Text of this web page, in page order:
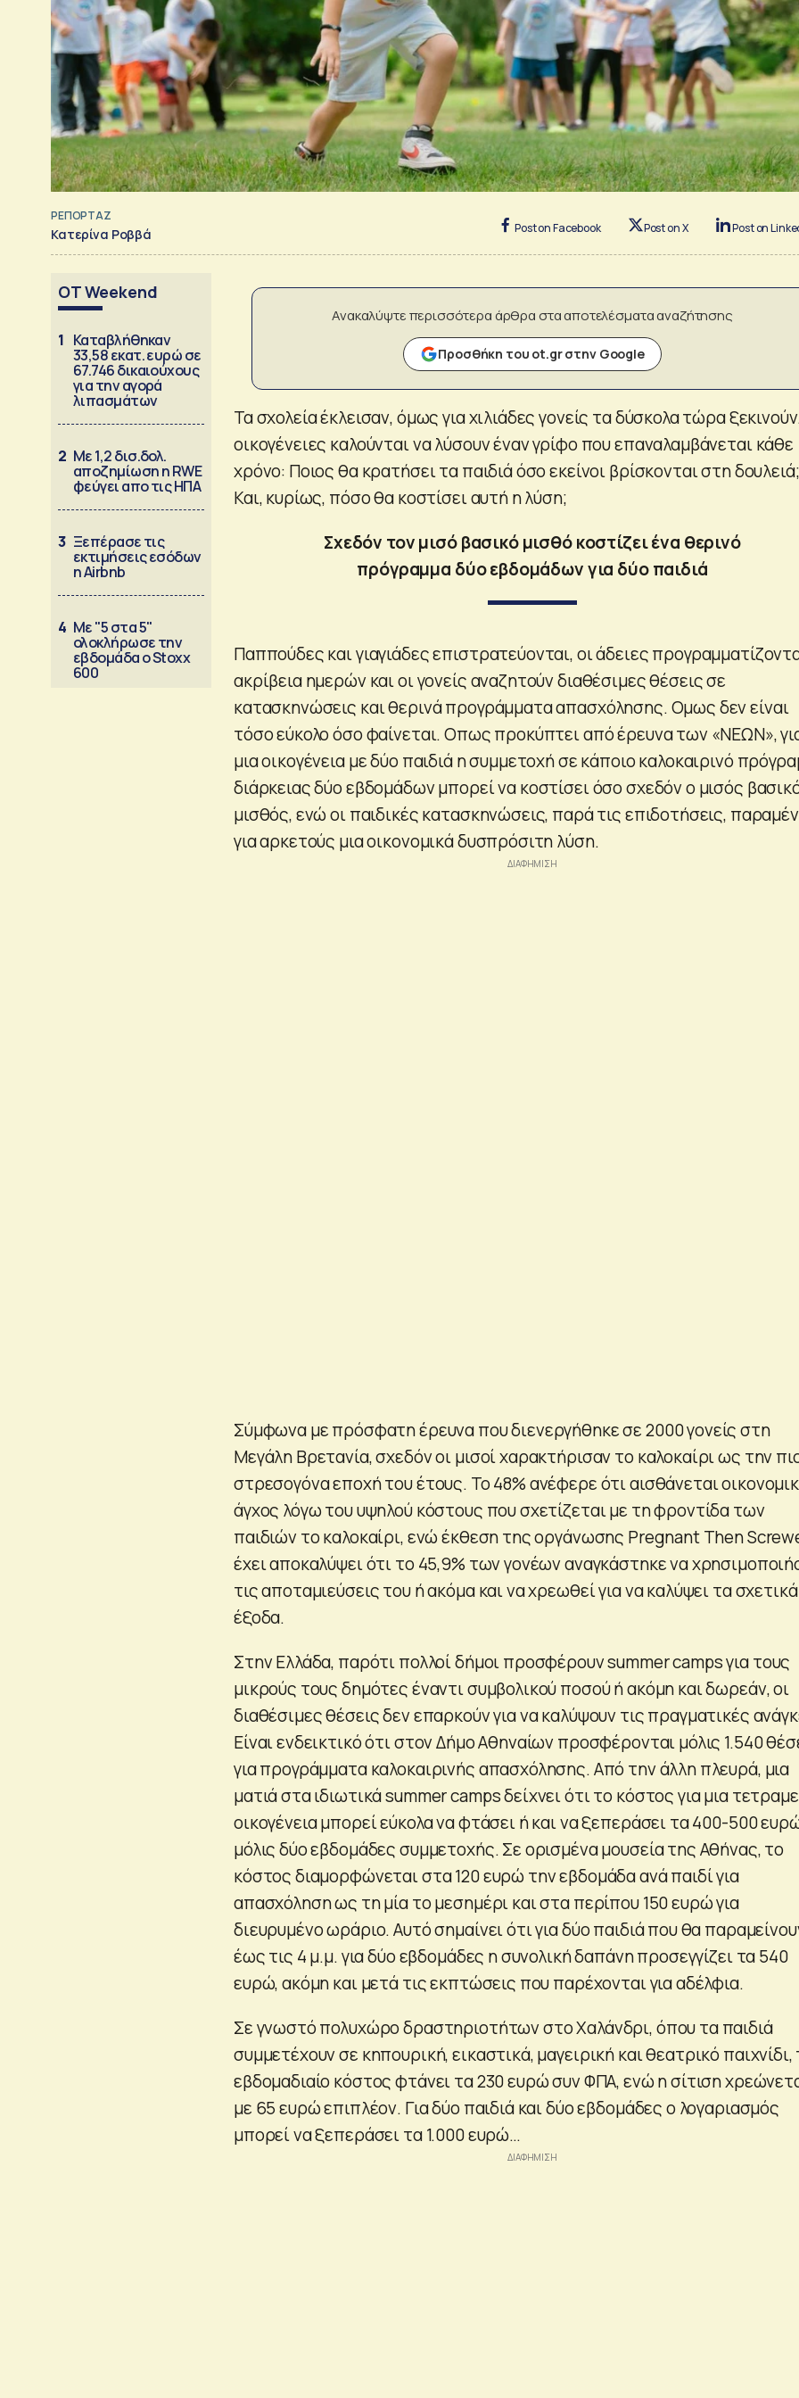
ΡΕΠΟΡΤΑΖ
Κατερίνα Ροββά Post on Facebook Post on X Post on
OT Weekend
1 Καταβλήθηκαν
33,58 εκατ. ευρώ σε
67.746 δικαιούχους
για την αγορά
λιπασμάτων
2 Με 1,2 δισ.δολ.
αποζημίωση η RWE
φεύγει απο τις ΗΠΑ
3 Ξεπέρασε τις
εκτιμήσεις εσόδων
η Airbnb
4 Με "5 στα 5"
ολοκλήρωσε την
εβδομάδα ο Stoxx
600
Ανακαλύψτε περισσότερα άρθρα στα αποτελέσματα αναζήτησης
Προσθήκη του ot.gr στην Google
Τα σχολεία έκλεισαν, όμως για χιλιάδες γονείς τα δύσκολα τώρα
οικογένειες καλούνται να λύσουν έναν γρίφο που επαναλαμβάνεται κάθε
χρόνο: Ποιος θα κρατήσει τα παιδιά όσο εκείνοι βρίσκονται στη δουλειά;
Και, κυρίως, πόσο θα κοστίσει αυτή η λύση;
Σχεδόν τον μισό βασικό μισθό κοστίζει ένα θερινό
πρόγραμμα δύο εβδομάδων για δύο παιδιά
Παππούδες και γιαγιάδες επιστρατεύονται, οι άδειες
ακρίβεια ημερών και οι γονείς αναζητούν διαθέσιμες θέσεις σε
κατασκηνώσεις και θερινά προγράμματα απασχόλησης. Ομως δεν είναι
τόσο εύκολο όσο φαίνεται. Οπως προκύπτει από έρευνα των «ΝΕΩΝ»,
μια οικογένεια με δύο παιδιά η συμμετοχή σε κάποιο καλοκαιρινό
διάρκειας δύο εβδομάδων μπορεί να κοστίσει όσο σχεδόν ο μισός
μισθός, ενώ οι παιδικές κατασκηνώσεις, παρά τις επιδοτήσεις,
για αρκετούς μια οικονομικά δυσπρόσιτη λύση.
Σύμφωνα με πρόσφατη έρευνα που διενεργήθηκε σε 2000 γονείς στη
Μεγάλη Βρετανία, σχεδόν οι μισοί χαρακτήρισαν το καλοκαίρι ως την
στρεσογόνα εποχή του έτους. Το 48% ανέφερε ότι αισθάνεται
άγχος λόγω του υψηλού κόστους που σχετίζεται με τη φροντίδα των
παιδιών το καλοκαίρι, ενώ έκθεση της οργάνωσης Pregnant Then
έχει αποκαλύψει ότι το 45,9% των γονέων αναγκάστηκε να
τις αποταμιεύσεις του ή ακόμα και να χρεωθεί για να καλύψει τα σχετικά
έξοδα.
Στην Ελλάδα, παρότι πολλοί δήμοι προσφέρουν summer camps για τους
μικρούς τους δημότες έναντι συμβολικού ποσού ή ακόμη και δωρεάν, οι
διαθέσιμες θέσεις δεν επαρκούν για να καλύψουν τις πραγματικές
Είναι ενδεικτικό ότι στον Δήμο Αθηναίων προσφέρονται μόλις 1.540
για προγράμματα καλοκαιρινής απασχόλησης. Από την άλλη πλευρά, μια
ματιά στα ιδιωτικά summer camps δείχνει ότι το κόστος για μια
οικογένεια μπορεί εύκολα να φτάσει ή και να ξεπεράσει τα 400-500
μόλις δύο εβδομάδες συμμετοχής. Σε ορισμένα μουσεία της Αθήνας, το
κόστος διαμορφώνεται στα 120 ευρώ την εβδομάδα ανά παιδί για
απασχόληση ως τη μία το μεσημέρι και στα περίπου 150 ευρώ για
διευρυμένο ωράριο. Αυτό σημαίνει ότι για δύο παιδιά που θα
έως τις 4 μ.μ. για δύο εβδομάδες η συνολική δαπάνη προσεγγίζει τα 540
ευρώ, ακόμη και μετά τις εκπτώσεις που παρέχονται για αδέλφια.
Σε γνωστό πολυχώρο δραστηριοτήτων στο Χαλάνδρι, όπου τα παιδιά
συμμετέχουν σε κηπουρική, εικαστικά, μαγειρική και θεατρικό παιχνίδι,
εβδομαδιαίο κόστος φτάνει τα 230 ευρώ συν ΦΠΑ, ενώ η σίτιση
με 65 ευρώ επιπλέον. Για δύο παιδιά και δύο εβδομάδες ο λογαριασμός
μπορεί να ξεπεράσει τα 1.000 ευρώ…